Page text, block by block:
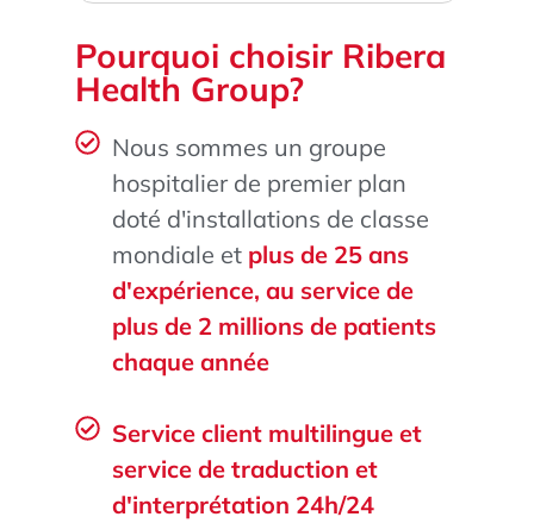
Pourquoi choisir Ribera
Health Group?
Nous sommes un groupe
hospitalier de premier plan
doté d'installations de classe
mondiale et plus de 25 ans
d'expérience, au service de
plus de 2 millions de patients
chaque année
Service client multilingue et
service de traduction et
d'interprétation 24h/24